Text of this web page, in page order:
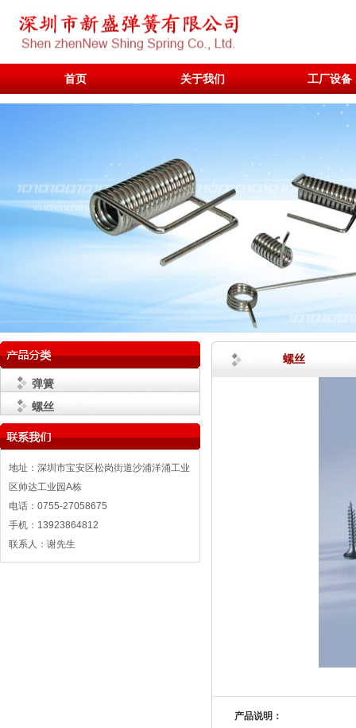
首页 关于我们 工厂设备
弹簧
螺丝
地址：深圳市宝安区松岗街道沙浦洋涌工业
区帅达工业园A栋
电话：0755-27058675
手机：13923864812
联系人：谢先生
螺丝
产品说明：